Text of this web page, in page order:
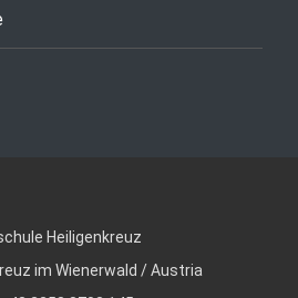
Heiligenkreuz
im Wienerwald / Austria